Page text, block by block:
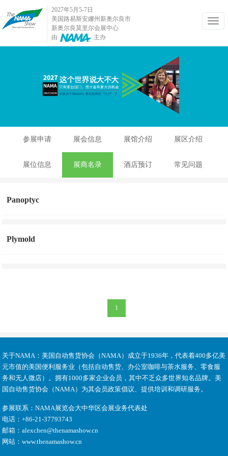
2027年5月5-7日
美国路易斯安娜州新奥尔良市
新奥尔良莫里尔会展中心
由
主办
参展申请 展会信息 展馆介绍 展区介绍
展位信息 展商名录 酒店预订 常见问题
Panoptyc
Plymold
1
关于NAMA：美国自动售货协会（NAMA）成立于1936年，代表着400多亿美
元市值的美国便利服务业（包括自动售货、办公室咖啡与茶水服务、零食服
务和无人微店）。拥有1000多家企业会员，其中不乏众多世界知名品牌。美
国自动售货协会（NAMA）为其会员政策倡议、提供培训和调研服务。
参展联系：NAMA展览会大中华区会展业务代表处
电话：+86-21-37793743
邮箱：alexchen@thenamashow.cn
网站：www.thenamashow.cn